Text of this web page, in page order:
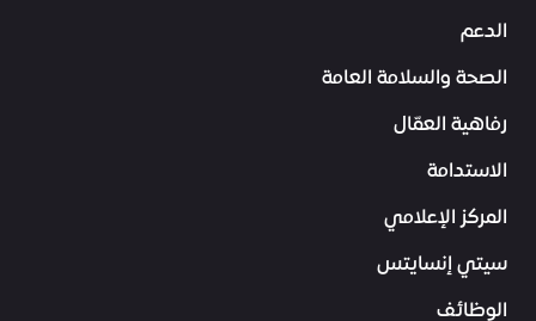
الدعم
الصحة والسلامة العامة
رفاهية العمّال
الاستدامة
المركز الإعلامي
سيتي إنسايتس
الوظائف